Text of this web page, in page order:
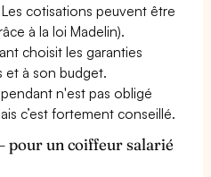
Les cotisations peuvent être
à la loi Madelin).
choisit les garanties
et à son budget.
n'est pas obligé
c’est fortement conseillé.
pour un coiffeur salarié